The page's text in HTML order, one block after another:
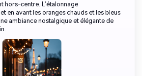
hors-centre. L’étalonnage
en avant les oranges chauds et les bleus
ambiance nostalgique et élégante de